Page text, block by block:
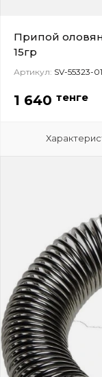
Припой
15гр
Артикул: SV-55323-
1 640 тенге